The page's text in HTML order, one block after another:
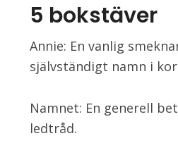
5 bokstäver
Annie: En vanlig
självständigt namn i
Namnet: En generell
ledtråd.